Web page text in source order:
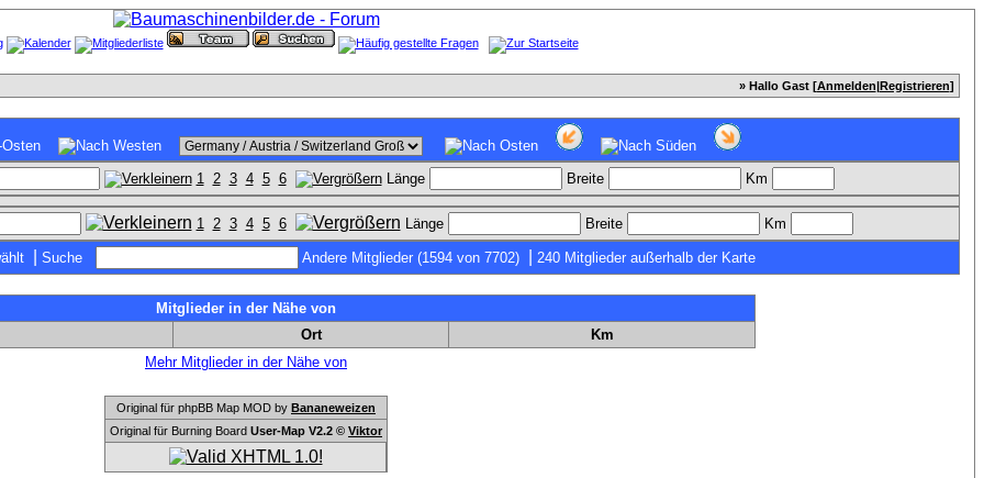
» Hallo Gast [Anmelden|Registrieren]
1 2 3 4 5 6 Länge Breite Km
1 2 3 4 5 6 Länge Breite Km
Suche Andere Mitglieder (1594 von 7702) 240 Mitglieder außerhalb der Karte
Mitglieder in der Nähe von
Ort
Km
Mehr Mitglieder in der Nähe von
Original für phpBB Map MOD by Bananeweizen
Original für Burning Board User-Map V2.2 © Viktor